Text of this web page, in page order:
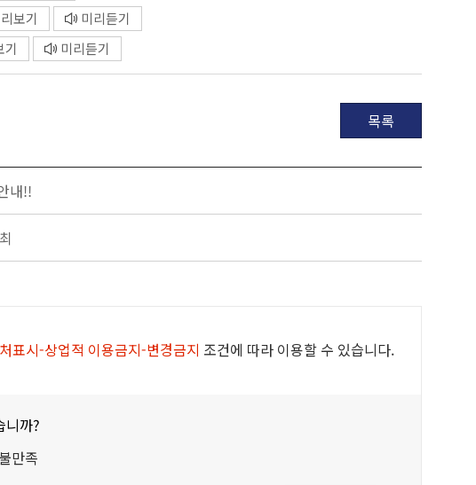
보기 미리듣기
기 미리듣기
목록
내!!
표시-상업적 이용금지-변경금지 조건에 따라 이용할 수 있습니다.
니까?
만족